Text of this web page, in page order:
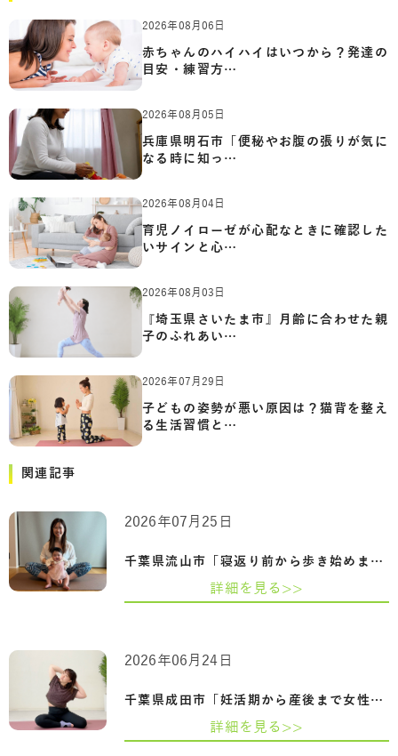
2026年08月06日
赤ちゃんのハイハイはいつから？発達の
目安・練習方…
2026年08月05日
兵庫県明石市「便秘やお腹の張りが気に
なる時に知っ…
2026年08月04日
育児ノイローゼが心配なときに確認した
いサインと心…
2026年08月03日
『埼玉県さいたま市』月齢に合わせた親
子のふれあい…
2026年07月29日
子どもの姿勢が悪い原因は？猫背を整え
る生活習慣と…
関連記事
千葉県流山市「寝返り前から歩き始めまで…
2026年07月25日
詳細を見る>>
千葉県成田市「妊活期から産後まで女性の…
2026年06月24日
詳細を見る>>